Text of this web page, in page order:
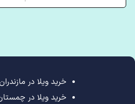
خرید ویلا در
خرید ویلا در